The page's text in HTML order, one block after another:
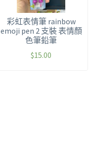
彩虹表情筆 rainbow
emoji pen 2 支裝 表情顏
色筆鉛筆
$15.00